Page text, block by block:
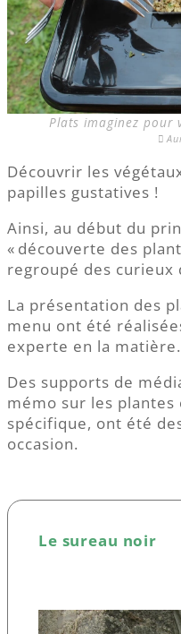
Plats imaginez pour
Découvrir les
papilles gustatives !
Ainsi, au début du
« découverte des
regroupé des curieux
La présentation des
menu ont été
experte en la matière.
Des supports de
mémo sur les
spécifique, ont été
occasion.
Le sureau noir